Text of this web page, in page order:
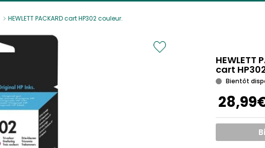
HEWLETT PACKARD cart HP302 couleur.
HEWLETT
cart
Bientôt